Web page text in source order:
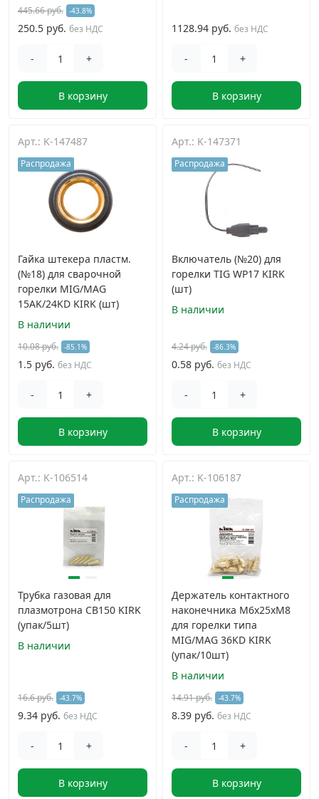
Гвозди и скобы
Шурупы и саморезы ›
Грузовой крепеж
Комплекты и наборы крепежа
Кронштейны и крюки хозяйственные
Метрический крепеж ›
Электро и бензоинструмент, оборудование
Нержавеющий крепеж
Перфорированный крепеж
Скобяные изделия и мебельная фурнитура
445.66 руб. -43.8%
250.5 руб. без НДС
- +
В корзину
1128.94 руб. без НДС
- +
В корзину
Арт.: K-147487
Распродажа
Гайка штекера пластм.
(№18) для сварочной
горелки MIG/MAG
15AK/24KD KIRK (шт)
В наличии
10.08 руб. -85.1%
1.5 руб. без НДС
- +
В корзину
Арт.: K-147371
Распродажа
Включатель (№20) для
горелки TIG WP17 KIRK
(шт)
В наличии
4.24 руб. -86.3%
0.58 руб. без НДС
- +
В корзину
Арт.: K-106514
Распродажа
Трубка газовая для
плазмотрона CB150 KIRK
(упак/5шт)
В наличии
16.6 руб. -43.7%
9.34 руб. без НДС
- +
В корзину
Арт.: K-106187
Распродажа
Держатель контактного
наконечника М6х25хМ8
для горелки типа
MIG/MAG 36KD KIRK
(упак/10шт)
В наличии
14.91 руб. -43.7%
8.39 руб. без НДС
- +
В корзину